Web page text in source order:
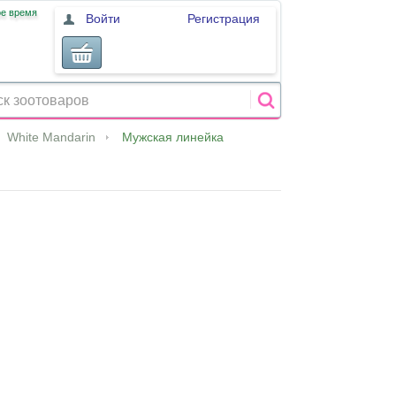
время Войти Регистрация
White Mandarin Мужская линейка